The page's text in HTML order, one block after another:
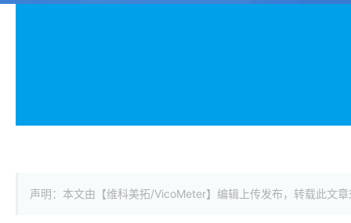
声明：本文由【维科美拓/VicoMeter】编辑上传发布，转载此文